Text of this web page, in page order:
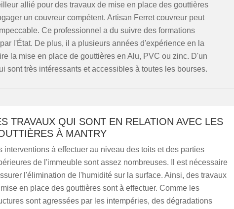
allié pour des travaux de mise en place des gouttières
un couvreur compétent. Artisan Ferret couvreur peut
Ce professionnel a du suivre des formations
l'État. De plus, il a plusieurs années d'expérience en la
la mise en place de gouttières en Alu, PVC ou zinc. D'un
sont très intéressants et accessibles à toutes les bourses.
TRAVAUX QUI SONT EN RELATION AVEC LES
À MANTRY
interventions à effectuer au niveau des toits et des parties
de l'immeuble sont assez nombreuses. Il est nécessaire
l'élimination de l'humidité sur la surface. Ainsi, des travaux
en place des gouttières sont à effectuer. Comme les
sont agressées par les intempéries, des dégradations